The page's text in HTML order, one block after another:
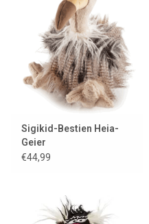
Lookbooks
Marken
Sigikid-Bestien Heia-
Geier
€44,99